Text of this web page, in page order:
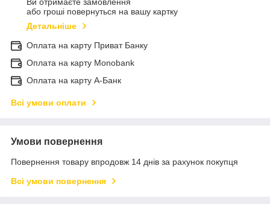
або гроші повернуться на вашу картку
Детальніше
Оплата на карту Приват Банку
Оплата на карту Monobank
Оплата на карту А-Банк
Всі умови оплати
Умови повернення
Повернення товару впродовж 14 днів за рахунок покупця
Всі умови повернення